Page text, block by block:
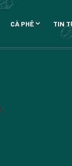
CÀ PHÊ TIN